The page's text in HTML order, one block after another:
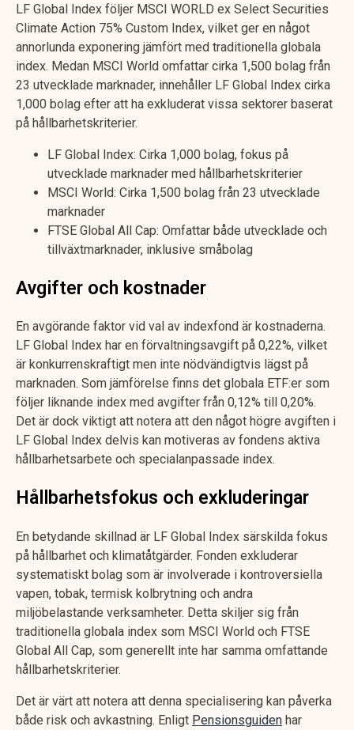
LF Global Index följer MSCI WORLD ex Select Securities
Climate Action 75% Custom Index, vilket ger en något
annorlunda exponering jämfört med traditionella globala
index. Medan MSCI World omfattar cirka 1,500 bolag från
23 utvecklade marknader, innehåller LF Global Index cirka
1,000 bolag efter att ha exkluderat vissa sektorer baserat
på hållbarhetskriterier.
LF Global Index: Cirka 1,000 bolag, fokus på
utvecklade marknader med hållbarhetskriterier
MSCI World: Cirka 1,500 bolag från 23 utvecklade
marknader
FTSE Global All Cap: Omfattar både utvecklade och
tillväxtmarknader, inklusive småbolag
Avgifter och kostnader
En avgörande faktor vid val av indexfond är kostnaderna.
LF Global Index har en förvaltningsavgift på 0,22%, vilket
är konkurrenskraftigt men inte nödvändigtvis lägst på
marknaden. Som jämförelse finns det globala ETF:er som
följer liknande index med avgifter från 0,12% till 0,20%.
Det är dock viktigt att notera att den något högre avgiften i
LF Global Index delvis kan motiveras av fondens aktiva
hållbarhetsarbete och specialanpassade index.
Hållbarhetsfokus och exkluderingar
En betydande skillnad är LF Global Index särskilda fokus
på hållbarhet och klimatåtgärder. Fonden exkluderar
systematiskt bolag som är involverade i kontroversiella
vapen, tobak, termisk kolbrytning och andra
miljöbelastande verksamheter. Detta skiljer sig från
traditionella globala index som MSCI World och FTSE
Global All Cap, som generellt inte har samma omfattande
hållbarhetskriterier.
Det är värt att notera att denna specialisering kan påverka
både risk och avkastning. Enligt Pensionsguiden har